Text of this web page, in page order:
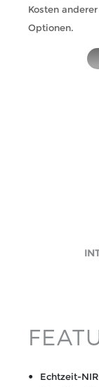
Kosten
Optionen.
Echtzeit-